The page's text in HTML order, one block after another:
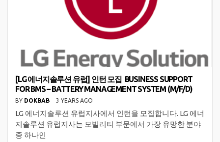
[LG 에너지솔루션 유럽] 인턴 모집 BUSINESS SUPPORT
FOR BMS – BATTERY MANAGEMENT SYSTEM (M/F/D)
BY DOKBAB 3 YEARS AGO
LG 에너지솔루션 유럽지사에서 인턴을 모집합니다. LG 에너
지솔루션 유럽지사는 모빌리티 부문에서 가장 유망한 분야
중 하나인